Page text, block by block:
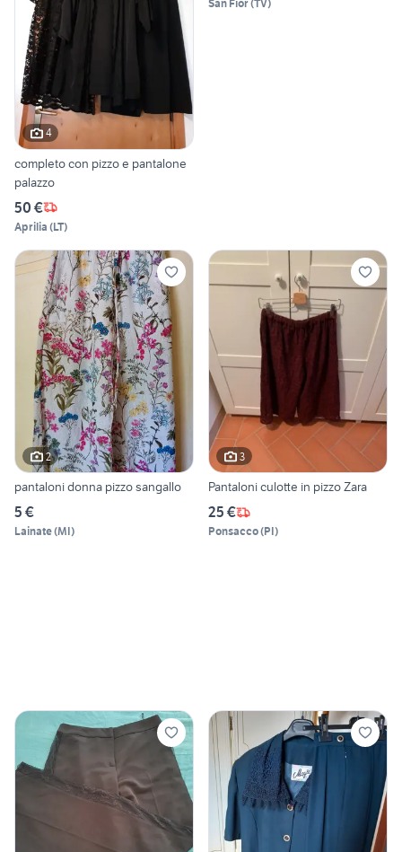
4
completo con pizzo e pantalone
palazzo
50 €
Aprilia (LT)
San Fior(TV)
2
pantaloni donna pizzo sangallo
5 €
Lainate(MI)
3
Pantaloni culotte in pizzo Zara
25 €
Ponsacco(PI)